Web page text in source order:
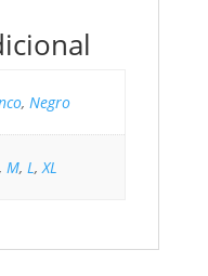
, Negro
, M, L,XL